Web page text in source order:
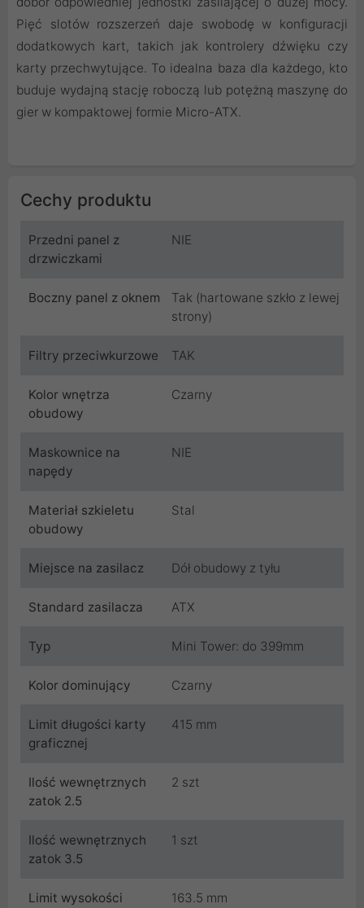
Pięć slotów rozszerzeń daje swobodę w konfiguracji
dodatkowych kart, takich jak kontrolery dźwięku czy
karty przechwytujące. To idealna baza dla każdego, kto
buduje wydajną stację roboczą lub potężną maszynę do
gier w kompaktowej formie Micro-ATX.
Cechy produktu
Przedni panel z
drzwiczkami
NIE
Boczny panel z oknem
Tak (hartowane szkło z lewej
strony)
Filtry przeciwkurzowe TAK
Kolor wnętrza
obudowy
Czarny
Maskownice na
napędy
NIE
Materiał szkieletu
obudowy
Stal
Miejsce na zasilacz Dół obudowy z tyłu
Standard zasilacza ATX
Typ Mini Tower: do 399mm
Kolor dominujący Czarny
Limit długości karty
graficznej
415 mm
Ilość wewnętrznych
zatok 2.5
2 szt
Ilość wewnętrznych
zatok 3.5
1 szt
Limit wysokości
163.5 mm